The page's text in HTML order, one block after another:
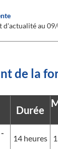
d'actualité au
de la
Durée
14 heures